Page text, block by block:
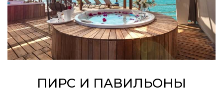
ПИРС И ПАВИЛЬОНЫ